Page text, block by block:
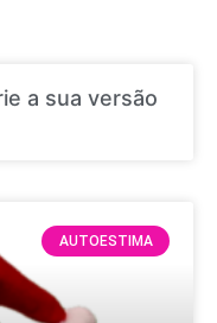
a sua versão
AUTOESTIMA